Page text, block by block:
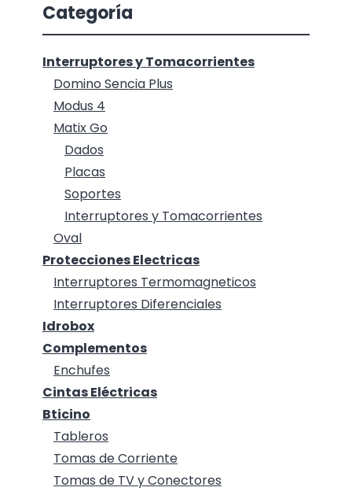
Categoría
Interruptores y Tomacorrientes
Domino Sencia Plus
Modus 4
Matix Go
Dados
Placas
Soportes
Interruptores y Tomacorrientes
Oval
Protecciones Electricas
Interruptores Termomagneticos
Interruptores Diferenciales
Idrobox
Complementos
Enchufes
Cintas Eléctricas
Bticino
Tableros
Tomas de Corriente
Tomas de TV y Conectores